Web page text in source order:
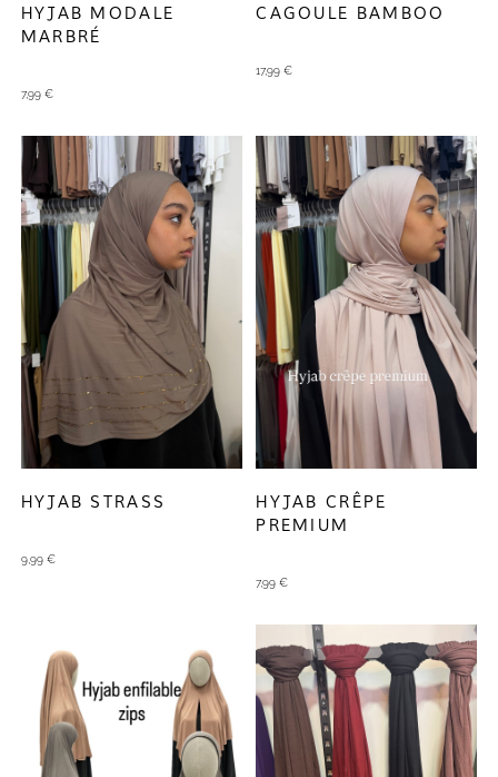
HYJAB MODALE
MARBRÉ
7,99 €
CAGOULE BAMBOO
17,99€
HYJAB STRASS
9,99 €
HYJAB CRÊPE
PREMIUM
7,99€